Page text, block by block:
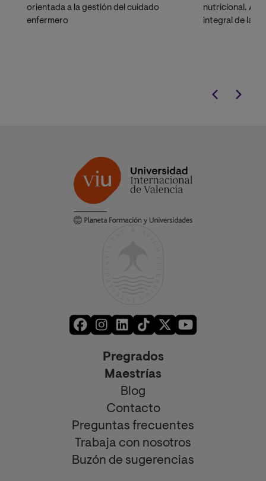
orientada a la gestión del cuidado
enfermero
nutricional.
integral de la
Pregrados
Maestrías
Blog
Contacto
Preguntas frecuentes
Trabaja con nosotros
Buzón de sugerencias